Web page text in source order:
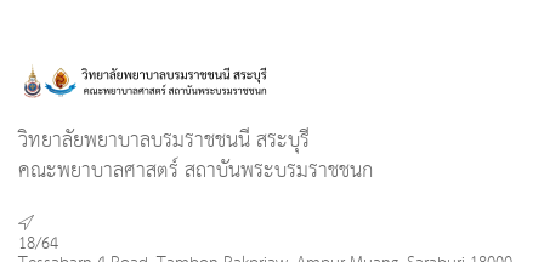
วิทยาลัยพยาบาลบรมราชชนนี สระบุรี
คณะพยาบาลศาสตร์ สถาบันพระบรมราชชนก
18/64